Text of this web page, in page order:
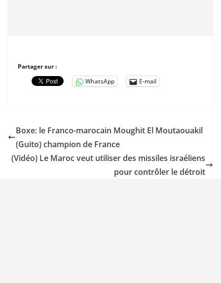
Partager sur :
WhatsApp
E-mail
Boxe: le Franco-marocain Moughit El Moutaouakil
(Guito) champion de France
(Vidéo) Le Maroc veut utiliser des missiles israéliens
pour contrôler le détroit